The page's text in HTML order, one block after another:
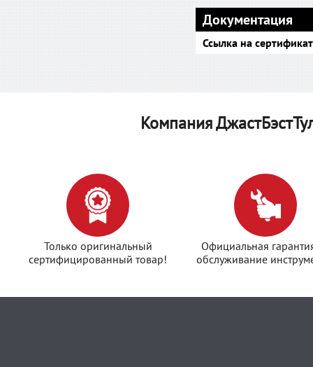
Документация
Ссылка на сертификат
Компания
Только оригинальный
сертифицированный товар!
Официальная
обслуживание